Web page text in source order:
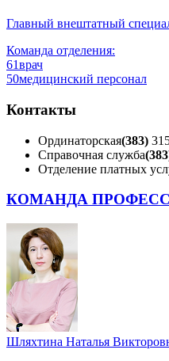
Главный внештатный
Команда отделения:
61врач
50медицинский персонал
Контакты
Ординаторская(383)
Справочная служба
Отделение платных
КОМАНДА
Шляхтина Наталья